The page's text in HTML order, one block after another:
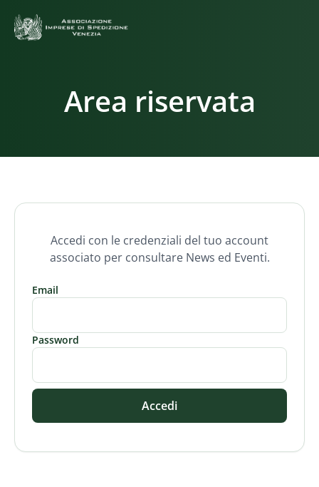
Area riservata
Accedi con le credenziali del tuo account
associato per consultare News ed Eventi.
Email
Password
Accedi